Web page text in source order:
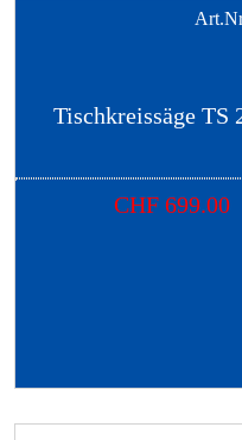
Tischkreissäge TS
CHF 699.00